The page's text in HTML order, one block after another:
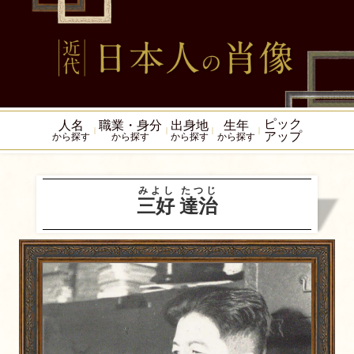
人名
から探す
職業・身分
から探す
出身地
から探す
生年
から探す
ピック
アップ
三好
みよし
達治
たつじ